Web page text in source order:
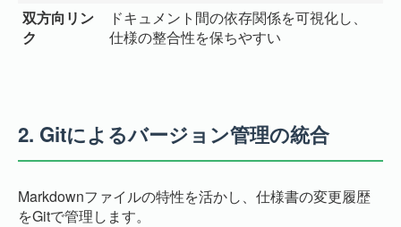
双方向リン
ク
ドキュメント間の依存関係を可視化し、
仕様の整合性を保ちやすい
2. Gitによるバージョン管理の統合
Markdownファイルの特性を活かし、仕様書の変更履歴
をGitで管理します。